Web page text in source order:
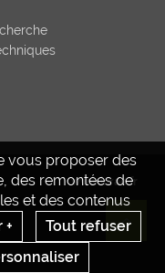
vous proposer des
des remontées de
et des contenus
+
Tout refuser
www.inrae.fr